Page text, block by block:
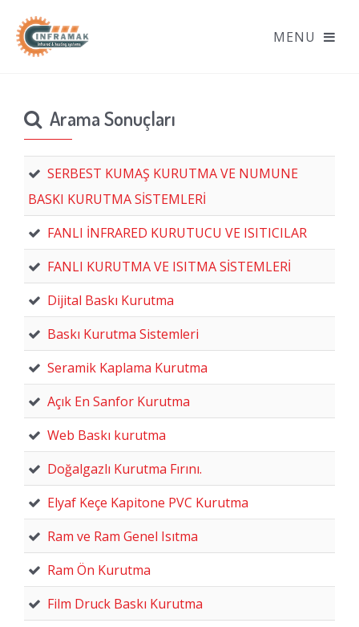
Arama Sonuçları
SERBEST KUMAŞ KURUTMA VE NUMUNE
BASKI KURUTMA SİSTEMLERİ
FANLI İNFRARED KURUTUCU VE ISITICILAR
FANLI KURUTMA VE ISITMA SİSTEMLERİ
Dijital Baskı Kurutma
Baskı Kurutma Sistemleri
Seramik Kaplama Kurutma
Açık En Sanfor Kurutma
Web Baskı kurutma
Doğalgazlı Kurutma Fırını.
Elyaf Keçe Kapitone PVC Kurutma
Ram ve Ram Genel Isıtma
Ram Ön Kurutma
Film Druck Baskı Kurutma